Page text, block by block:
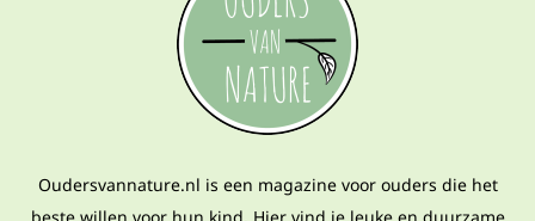
Oudersvannature.nl is een magazine voor ouders die het